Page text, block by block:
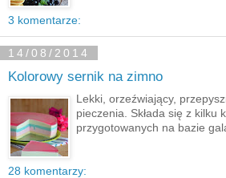
3 komentarze:
14/08/2014
Kolorowy sernik na zimno
Lekki, orzeźwiający,
pieczenia. Składa się z kilku
przygotowanych na bazie
28 komentarzy: